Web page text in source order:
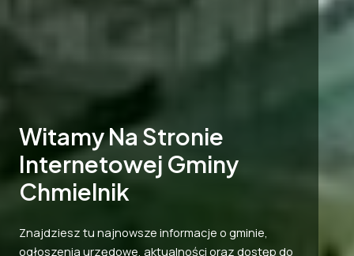
Witamy Na Stronie
Internetowej Gminy
Chmielnik
Znajdziesz tu najnowsze informacje o gminie,
ogłoszenia urzędowe, aktualności oraz dostęp do